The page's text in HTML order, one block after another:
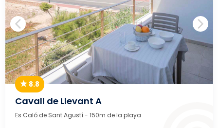
8.8
Cavall de Llevant A
Es Caló de Sant Agustí- 150m de la playa